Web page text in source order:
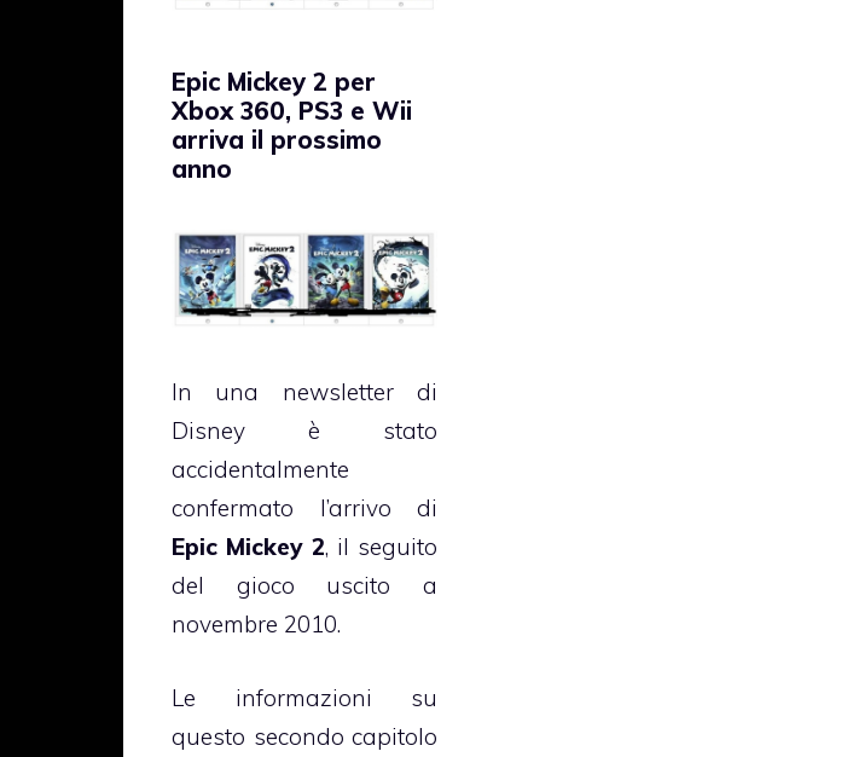
Epic Mickey 2 per
Xbox 360, PS3 e Wii
arriva il prossimo
anno
In una newsletter di
Disney è stato
accidentalmente
confermato l’arrivo di
Epic Mickey 2, il seguito
del gioco uscito a
novembre 2010.
Le informazioni su
questo secondo capitolo